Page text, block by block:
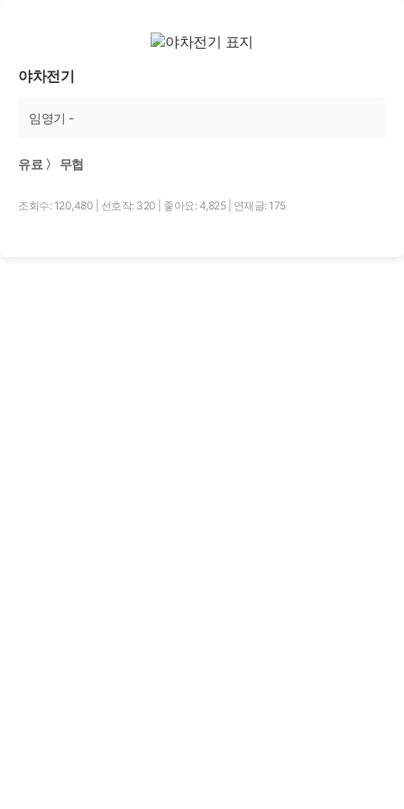
야차전기
임영기 -
유료 〉 무협
조회수: 120,480 선호작: 320 좋아요: 4,825 연재글: 175